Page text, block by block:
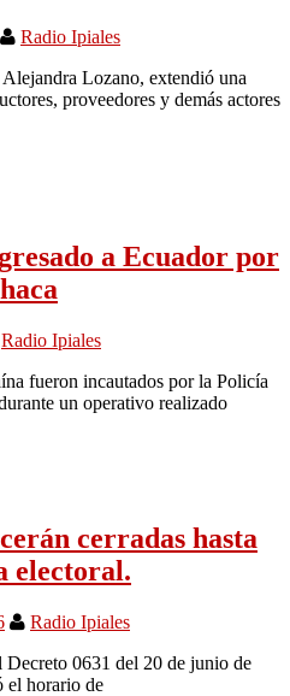
Radio Ipiales
Lozano, extendió una
proveedores y demás actores
a Ecuador por
Radio Ipiales
fueron incautados por la Policía
un operativo realizado
cerradas hasta
electoral.
Radio Ipiales
0631 del 20 de junio de
el horario de